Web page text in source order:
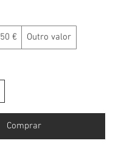
50 € Outro valor
Comprar